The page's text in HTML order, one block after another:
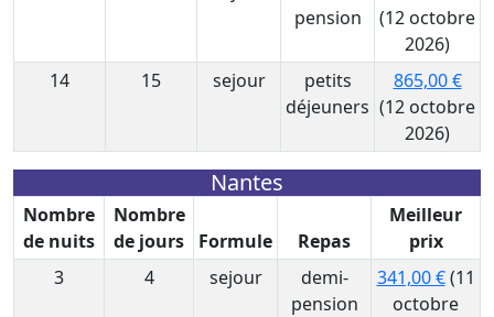
pension
(12 octobre
2026)
14
15 sejour
petits
déjeuners
865,00 €
(12 octobre
2026)
Nantes
Nombre
de nuits
Nombre
de jours
Formule Repas
Meilleur
prix
3
4 sejour
demi-
pension
341,00 €(11
octobre